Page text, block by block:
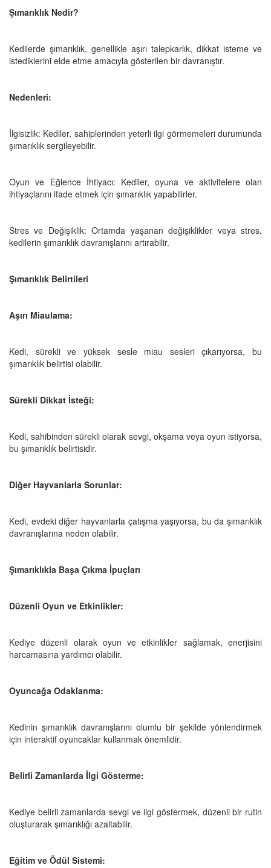
Şımarıklık Nedir?
Kedilerde şımarıklık, genellikle aşırı talepkarlık, dikkat isteme ve
istediklerini elde etme amacıyla gösterilen bir davranıştır.
Nedenleri:
İlgisizlik: Kediler, sahiplerinden yeterli ilgi görmemeleri durumunda
şımarıklık sergileyebilir.
Oyun ve Eğlence İhtiyacı: Kediler, oyuna ve aktivitelere olan
ihtiyaçlarını ifade etmek için şımarıklık yapabilirler.
Stres ve Değişiklik: Ortamda yaşanan değişiklikler veya stres,
kedilerin şımarıklık davranışlarını artırabilir.
Şımarıklık Belirtileri
Aşırı Miaulama:
Kedi, sürekli ve yüksek sesle miau sesleri çıkarıyorsa, bu
şımarıklık belirtisi olabilir.
Sürekli Dikkat İsteği:
Kedi, sahibinden sürekli olarak sevgi, okşama veya oyun istiyorsa,
bu şımarıklık belirtisidir.
Diğer Hayvanlarla Sorunlar:
Kedi, evdeki diğer hayvanlarla çatışma yaşıyorsa, bu da şımarıklık
davranışlarına neden olabilir.
Şımarıklıkla Başa Çıkma İpuçları
Düzenli Oyun ve Etkinlikler:
Kediye düzenli olarak oyun ve etkinlikler sağlamak, enerjisini
harcamasına yardımcı olabilir.
Oyuncağa Odaklanma:
Kedinin şımarıklık davranışlarını olumlu bir şekilde yönlendirmek
için interaktif oyuncaklar kullanmak önemlidir.
Belirli Zamanlarda İlgi Gösterme:
Kediye belirli zamanlarda sevgi ve ilgi göstermek, düzenli bir rutin
oluşturarak şımarıklığı azaltabilir.
Eğitim ve Ödül Sistemi: